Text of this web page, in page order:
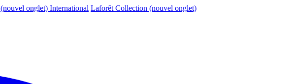
(nouvel onglet) International Laforêt Collection (nouvel onglet)